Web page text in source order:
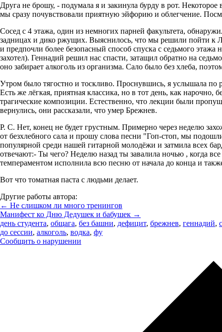
Друга не брошу, - подумала я и закинула бурду в рот.
мы сразу почувствовали приятную эйфорию и облегчение.
Сосед с 4 этажа, один из немногих парней факультета,
задницах и дико ржущих. Выяснилось, что мы решили пойти к
и предпочли более безопасный способ спуска с седьмого этажа
захотел). Геннадий решил нас спасти, затащил обратно на
оно забирает алкоголь из организма. Сало было без хлеба,
Утром было тягостно и тоскливо. Проснувшись, я услышала
Есть же лёгкая, приятная классика, но в тот день, как нарочно,
трагические композиции. Естественно, что лекции были
вернулись, они рассказали, что умер Брежнев.
Р. С. Нет, конец не будет грустным. Примерно через неделю
от безхлебного сала и прошу слова песни "Гоп-стоп, мы
популярной среди нашей гитарной молодёжи и затмила всех
отвечают:- Ты чего? Неделю назад ты завалила ночью , когда
темпераментом исполнила всю песню от начала до конца и
Вот что томатная паста с людьми делает.
Другие работы автора:
← Не слишком ли много тренингов
Манифест ко Дню Дедушек и бабушек →
день студента, общага, без башни, дефицит, брежнев, геннадий,
до сессии, алкоголь, водка, фу
Сообщить о нарушении